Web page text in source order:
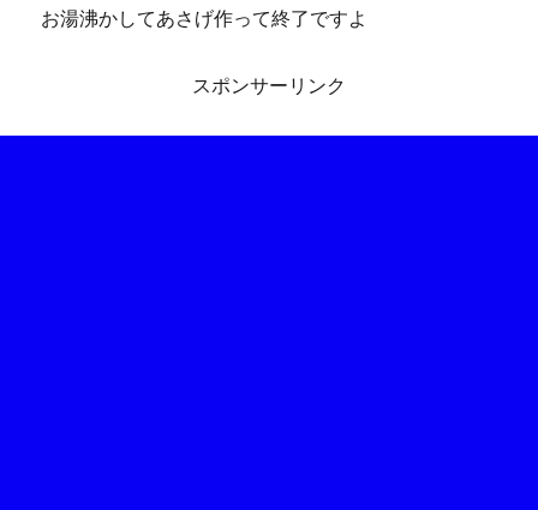
お湯沸かしてあさげ作って終了ですよ
スポンサーリンク